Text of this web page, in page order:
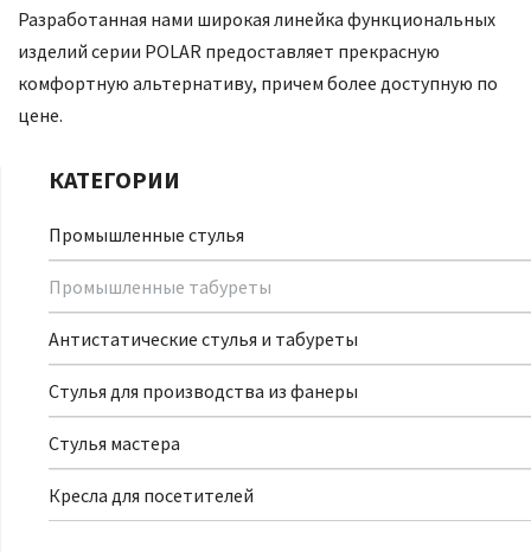
Разработанная нами широкая линейка функциональных
изделий серии POLAR предоставляет прекрасную
комфортную альтернативу, причем более доступную по
цене.
КАТЕГОРИИ
Промышленные стулья
Промышленные табуреты
Антистатические стулья и табуреты
Стулья для производства из фанеры
Стулья мастера
Кресла для посетителей